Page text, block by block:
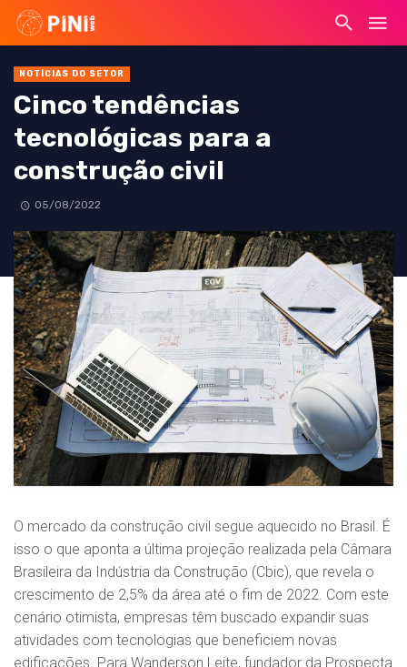
NOTÍCIAS DO SETOR
Cinco tendências
tecnológicas para a
construção civil
05/08/2022
O mercado da construção civil segue aquecido no Brasil. É
isso o que aponta a última projeção realizada pela Câmara
Brasileira da Indústria da Construção (Cbic), que revela o
crescimento de 2,5% da área até o fim de 2022. Com este
cenário otimista, empresas têm buscado expandir suas
atividades com tecnologias que beneficiem novas
edificações. Para Wanderson Leite, fundador da Prospecta